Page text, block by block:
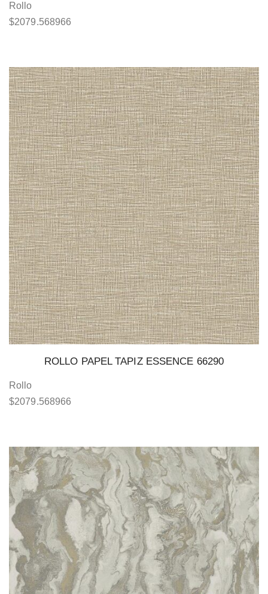
Rollo
$2079.568966
ROLLO PAPEL TAPIZ ESSENCE 66290
Rollo
$2079.568966